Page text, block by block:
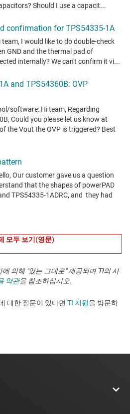
모두 보기(영문)
의해 "있는 그대로" 제공되며 TI의 사
약관을 참조하십시오.
대한 질문이 있다면 TI 지원을 방문하